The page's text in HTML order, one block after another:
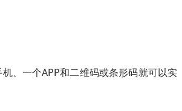
、一个APP和二维码或条形码就可以实